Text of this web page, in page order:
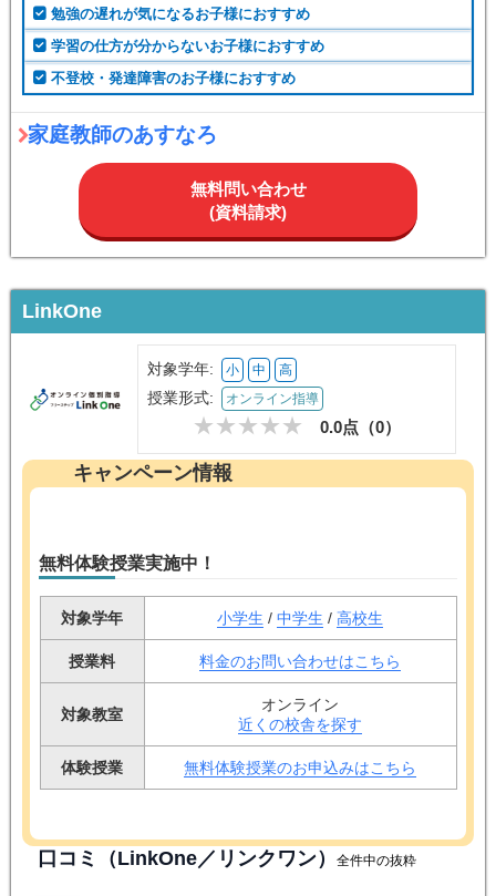
学習の仕方が分からないお子様におすすめ
不登校・発達障害のお子様におすすめ
家庭教師のあすなろ
無料問い合わせ
(資料請求)
LinkOne
対象学年: 小 中 高
授業形式: オンライン指導
0.0点（
キャンペーン情報
対象学年 小学生/中学生/高校生
授業料 料金のお問い合わせはこちら
オンライン
近くの校舎を探す
体験授業 無料体験授業のお申込みはこちら
口コミ（LinkOne／リンクワン）全件中の抜粋